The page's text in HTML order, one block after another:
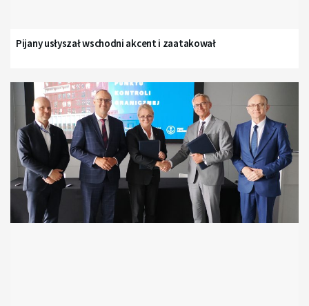
Pijany usłyszał wschodni akcent i zaatakował